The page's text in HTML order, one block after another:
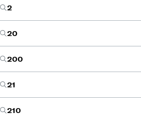
2
20
200
21
210